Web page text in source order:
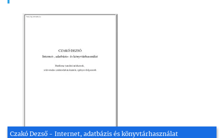
Czakó Dezső - Internet, adatbázis és könyvtárhasználat